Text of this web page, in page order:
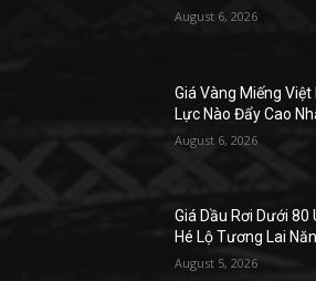
August 6, 2026
Giá Vàng Miếng
Lực Nào Đẩy Cao
August 6, 2026
Giá Dầu Rơi Dưới 80
Hé Lộ Tương Lai
August 5, 2026